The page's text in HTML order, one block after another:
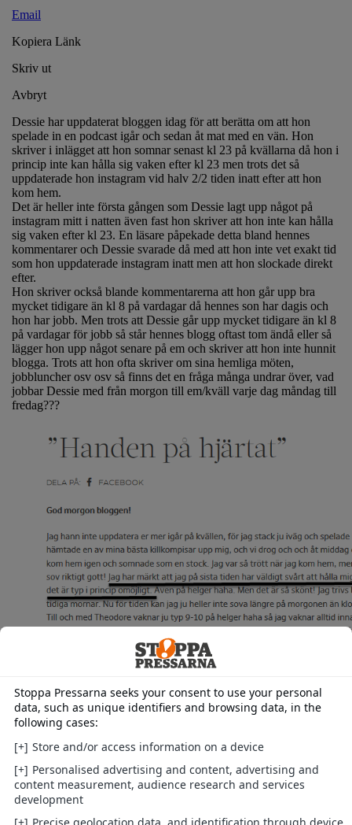
Email
Kopiera Länk
Skriv ut
Avbryt
Dessie har uppdaterat bloggen idag för att berätta om att hon
spelade in en podcast igår och sedan åt mat med en vän. Hon
skriver i inlägget att hon somnar senast kl 23 på kvällarna då hon i
princip inte kan hålla sig vaken efter kl 23 men trots det så
uppdaterade hon instagram vid halv 2/2 tiden inatt efter att hon
kom hem.
Det är heller inte första gången som Dessie lagt upp något på
instagram mitt i natten även fast hon skriver att hon inte kan hålla
sig vaken efter kl 23. En läsare påpekade detta bland hennes
kommentarer och Dessie svarade då med att hon inte vet exakt tid
som hon uppdaterade instagram inatt men att hon slockade direkt
efter.
Hon skriver också blande kommentarerna att hon går upp bra
mycket tidigare än kl 8 på vardagar då hennes son har dagis och
hon har jobb. Men trots att Dessie går upp mycket tidigare än kl 8
på vardagar för jobb så står hennes blogg oftast tom ändå eller så
lägger hon upp något senare på em och skriver att hon inte hunnit
blogga. Trots att hon ofta skriver om sina hemliga möten,
jobbluncher osv osv så finns det en fråga många undrar över, vad
jobbar Dessie med från morgon till em/kväll varje dag måndag till
fredag???